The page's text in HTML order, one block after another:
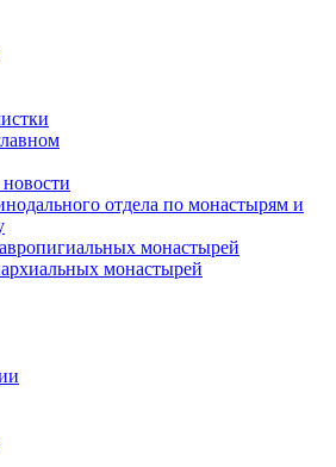
отдела по монастырям и
монастырей
монастырей